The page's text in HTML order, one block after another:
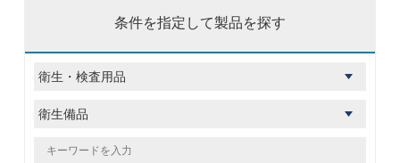
条件を指定して製品を探す